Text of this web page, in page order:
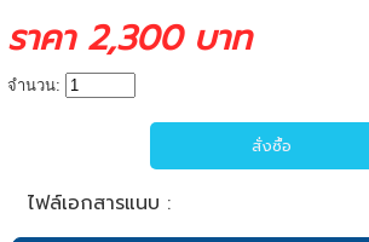
ราคา 2,300 บาท
จำนวน:
ไฟล์เอกสารแนบ :